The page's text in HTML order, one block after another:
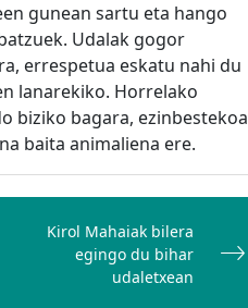
gunean sartu eta hango
Udalak gogor
errespetua eskatu nahi du
lanarekiko. Horrelako
biziko bagara, ezinbestekoa
baita animaliena ere.
Kirol Mahaiak bilera
egingo du bihar
udaletxean